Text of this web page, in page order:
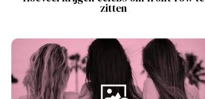
zitten